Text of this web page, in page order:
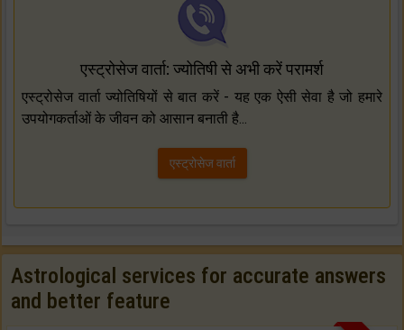
एस्ट्रोसेज वार्ता: ज्योतिषी से अभी करें परामर्श
एस्ट्रोसेज वार्ता ज्योतिषियों से बात करें - यह एक ऐसी सेवा है जो हमारे
उपयोगकर्ताओं के जीवन को आसान बनाती है...
एस्ट्रोसेज वार्ता
Astrological services for accurate answers
and better feature